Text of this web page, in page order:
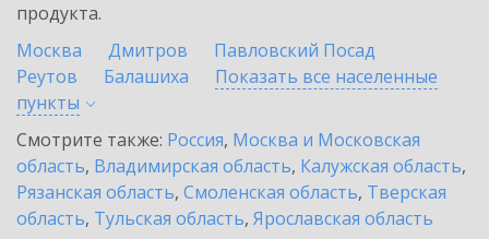
продукта.
Москва
Дмитров
Павловский Посад
Реутов
Балашиха
Показать все населенные
пункты
Смотрите также: Россия, Москва и Московская
область, Владимирская область, Калужская область,
Рязанская область, Смоленская область, Тверская
область, Тульская область, Ярославская область